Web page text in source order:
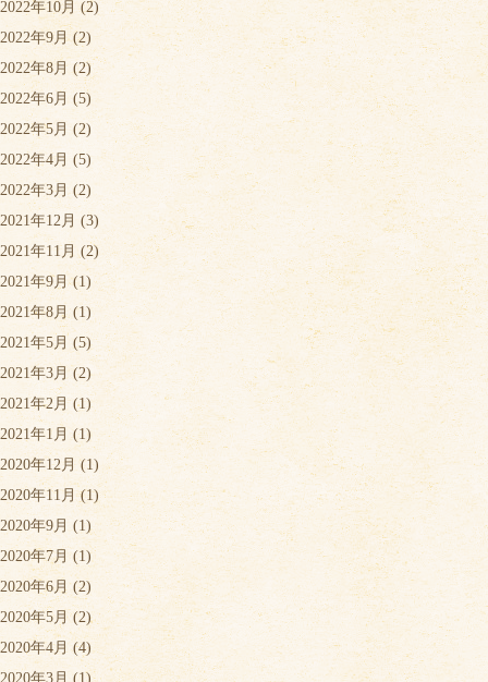
2022年10月 (2)
2022年9月(2)
2022年8月 (2)
2022年6月 (5)
2022年5月 (2)
2022年4月 (5)
2022年3月 (2)
2021年12月 (3)
2021年11月 (2)
2021年9月(1)
2021年8月 (1)
2021年5月 (5)
2021年3月 (2)
2021年2月(1)
2021年1月 (1)
2020年12月 (1)
2020年11月 (1)
2020年9月 (1)
2020年7月 (1)
2020年6月 (2)
2020年5月(2)
2020年4月 (4)
2020年3月 (1)